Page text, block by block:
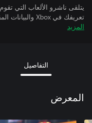
يتلقى ناشرو الألعاب التي
تعريفك في Xbox والبيانات المقترنة بينما تمارس الألعاب.
المزيد
التفاصيل
المعرض